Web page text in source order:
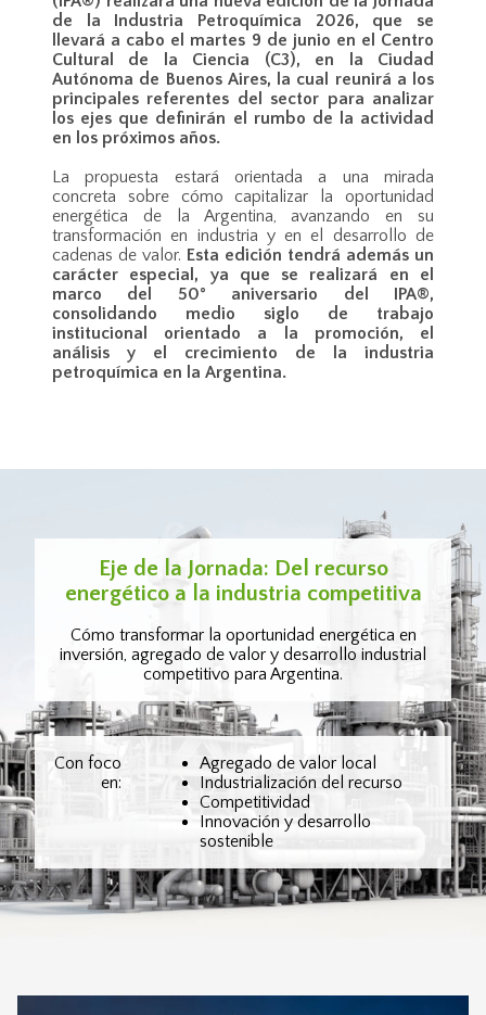
de la Industria Petroquímica 2026, que se
llevará a cabo el martes 9 de junio en el Centro
Cultural de la Ciencia (C3), en la Ciudad
Autónoma de Buenos Aires, la cual reunirá a los
principales referentes del sector para analizar
los ejes que definirán el rumbo de la actividad
en los próximos años.
La propuesta estará orientada a una mirada
concreta sobre cómo capitalizar la oportunidad
energética de la Argentina, avanzando en su
transformación en industria y en el desarrollo de
cadenas de valor. Esta edición tendrá además un
carácter especial, ya que se realizará en el
marco del 50° aniversario del IPA®,
consolidando medio siglo de trabajo
institucional orientado a la promoción, el
análisis y el crecimiento de la industria
petroquímica en la Argentina.
Eje de la Jornada: Del recurso
energético a la industria competitiva
Cómo transformar la oportunidad energética en
inversión, agregado de valor y desarrollo industrial
competitivo para Argentina.
Con foco
en:
Agregado de valor local
Industrialización del recurso
Competitividad
Innovación y desarrollo
sostenible